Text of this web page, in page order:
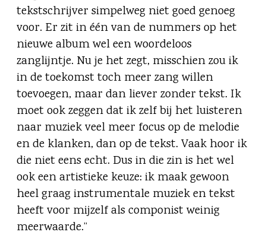
tekstschrijver simpelweg niet goed genoeg
voor. Er zit in één van de nummers op het
nieuwe album wel een woordeloos
zanglijntje. Nu je het zegt, misschien zou ik
in de toekomst toch meer zang willen
toevoegen, maar dan liever zonder tekst. Ik
moet ook zeggen dat ik zelf bij het luisteren
naar muziek veel meer focus op de melodie
en de klanken, dan op de tekst. Vaak hoor ik
die niet eens echt. Dus in die zin is het wel
ook een artistieke keuze: ik maak gewoon
heel graag instrumentale muziek en tekst
heeft voor mijzelf als componist weinig
meerwaarde.”